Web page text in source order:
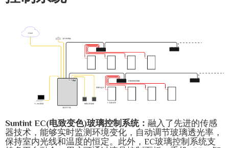
Suntint EC(电致变色)玻璃控制系统： 融入了先进的传感
器技术，能够实时监测环境变化，自动调节玻璃透光率，
保持室内光线和温度的恒定。此外，EC玻璃控制系统支